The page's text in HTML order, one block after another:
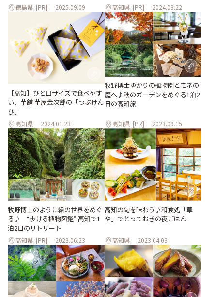
徳島県 [PR] 2025.09.09 高知県 [PR] 2024.03.22
【高知】ひと口サイズで食べやす
い、芋舗 芋屋金次郎の「つぶけん
ぴ」
高知県 2024.01.23
牧野博士ゆかりの植物園とモネの
庭へ♪秋のガーデンをめぐる1泊2
日の高知旅
高知県 [PR] 2023.09.15
牧野博士のように緑の世界をめぐ
る♪ “歩ける植物図鑑” 高知で1
泊2日のリトリート
高知県 [PR] 2023.06.23
高知の旬を味わう♪和食処「草
や」でとっておきの夜ごはん
高知県 2023.04.03